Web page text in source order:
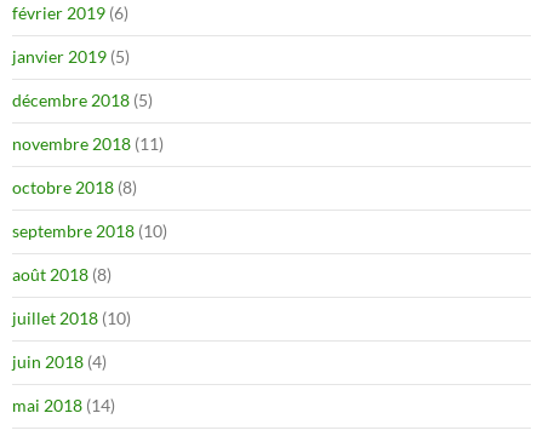
février 2019 (6)
janvier 2019 (5)
décembre 2018 (5)
novembre 2018 (11)
octobre 2018 (8)
septembre 2018 (10)
août 2018 (8)
juillet 2018 (10)
juin 2018 (4)
mai 2018 (14)